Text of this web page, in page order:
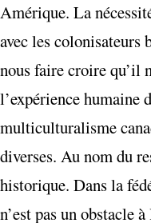
Amérique. La
avec les colonisateurs
nous faire croire qu’il
l’expérience humaine
multiculturalisme
diverses. Au nom du
historique. Dans la
n’est pas un obstacle